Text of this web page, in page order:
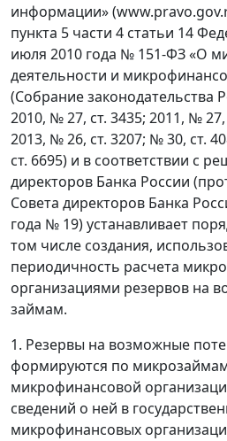
информации»
пункта 5 части 4 статьи 14
июля 2010 года № 151-ФЗ «О
деятельности и
(Собрание законодательства
2010, № 27, ст. 3435; 2011, №
2013, № 26, ст. 3207; № 30, ст.
ст. 6695) и в соответствии с
директоров Банка России
Совета директоров Банка
года № 19) устанавливает
том числе создания,
периодичность расчета
организациями резервов на
займам.
1. Резервы на возможные
формируются по
микрофинансовой
сведений о ней в
микрофинансовых